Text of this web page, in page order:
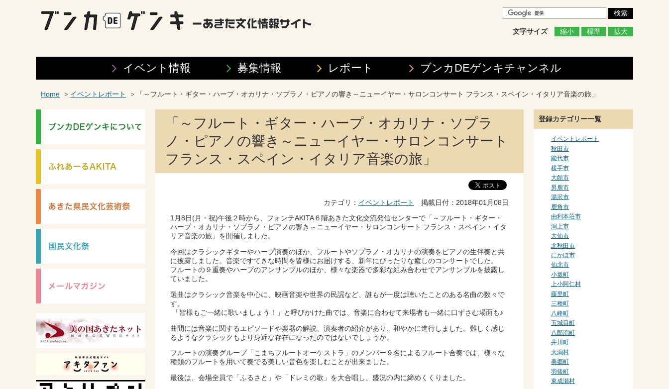
文字サイズ 縮小 標準 拡大
イベント情報 募集情報 レポート ブンカDEゲンキチャンネル
Home イベントレポート 「～フルート・ギター・ハープ・オカリナ・ソプラノ・ピアノの響き～ニューイヤー・サロンコンサート フランス・スペイン・イタリア音楽の旅」
「～フルート・ギター・ハープ・オカリナ・ソプラ
ノ・ピアノの響き～ニューイヤー・サロンコンサート
フランス・スペイン・イタリア音楽の旅」
カテゴリ： イベントレポート 掲載日付：2018年01月08日
1月8日(月・祝)午後２時から、フォンテAKITA６階あきた文化交流発信センターで「～フルート・ギター・
ハープ・オカリナ・ソプラノ・ピアノの響き～ニューイヤー・サロンコンサート フランス・スペイン・イタ
リア音楽の旅」を開催しました。
今回はクラシックギターやハープ演奏のほか、フルートやソプラノ・オカリナの演奏をピアノの生伴奏と共
に披露しました。音楽ですてきな時間を皆様にお届けする、新年にぴったりな癒しのコンサートでした。
フルートの９重奏やハープのアンサンブルのほか、様々な楽器で多彩な組み合わせでアンサンブルを披露し
ていました。
選曲はクラシック音楽を中心に、映画音楽や世界の民謡など、誰もが一度は聴いたことのある名曲の数々で
す。
「皆様もご一緒に歌いましょう！」と呼びかけた曲では、音楽に合わせて来場者も一緒に口ずさむ場面も♪
曲間には音楽に関するエピソードや楽器の解説、演奏者の紹介があり、和やかに進行しました。難しく感じ
るようなクラシックもより身近な存在になったのではないでしょうか。
フルートの演奏グループ「こまちフルートオーケストラ」のメンバー９名によるフルート合奏では、様々な
種類のフルートを用いて奏でる美しい音色を楽しむことが出来ました。
最後は、会場全員で「ふるさと」や「ドレミの歌」を大合唱し、盛況の内に締めくくりました。
登録カテゴリー一覧
イベントレポート
秋田市
能代市
横手市
大館市
男鹿市
湯沢市
鹿角市
由利本荘市
潟上市
大仙市
北秋田市
にかほ市
仙北市
小坂町
上小阿仁村
藤里町
三種町
八峰町
五城目町
八郎潟町
井川町
大潟村
美郷町
羽後町
東成瀬村